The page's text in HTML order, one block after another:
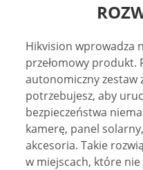
Hikvision wprowadza
przełomowy produkt.
autonomiczny zestaw
potrzebujesz, aby
bezpieczeństwa
kamerę, panel
akcesoria. Takie
w miejscach, które